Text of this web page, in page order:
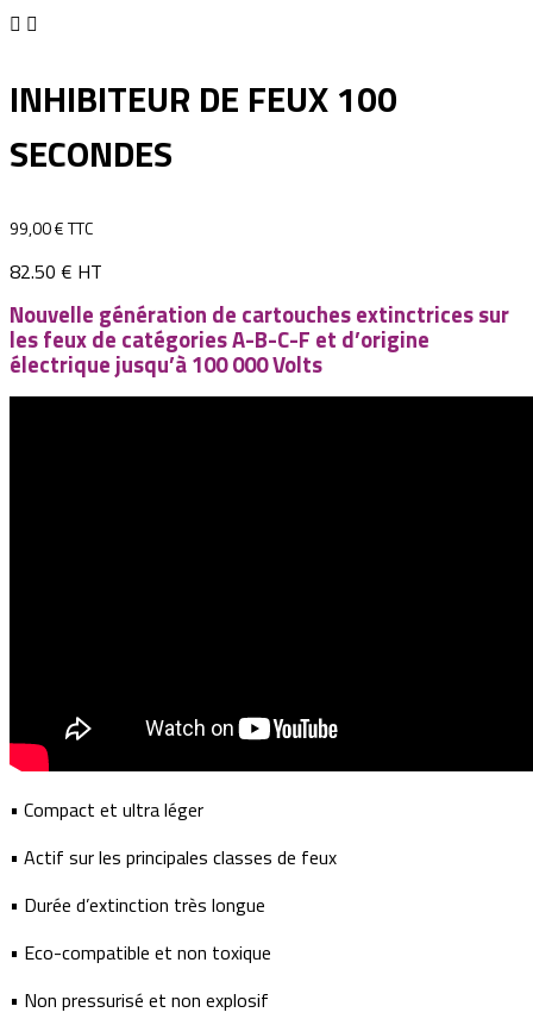
 
INHIBITEUR DE FEUX 100
SECONDES
99,00 € TTC
82.50 € HT
Nouvelle génération de cartouches extinctrices sur
les feux de catégories A-B-C-F et d’origine
électrique jusqu’à 100 000 Volts
• Compact et ultra léger
• Actif sur les principales classes de feux
• Durée d’extinction très longue
• Eco-compatible et non toxique
• Non pressurisé et non explosif